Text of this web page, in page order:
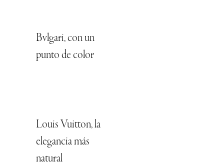
Bvlgari, con un
punto de color
Louis Vuitton, la
elegancia más
natural